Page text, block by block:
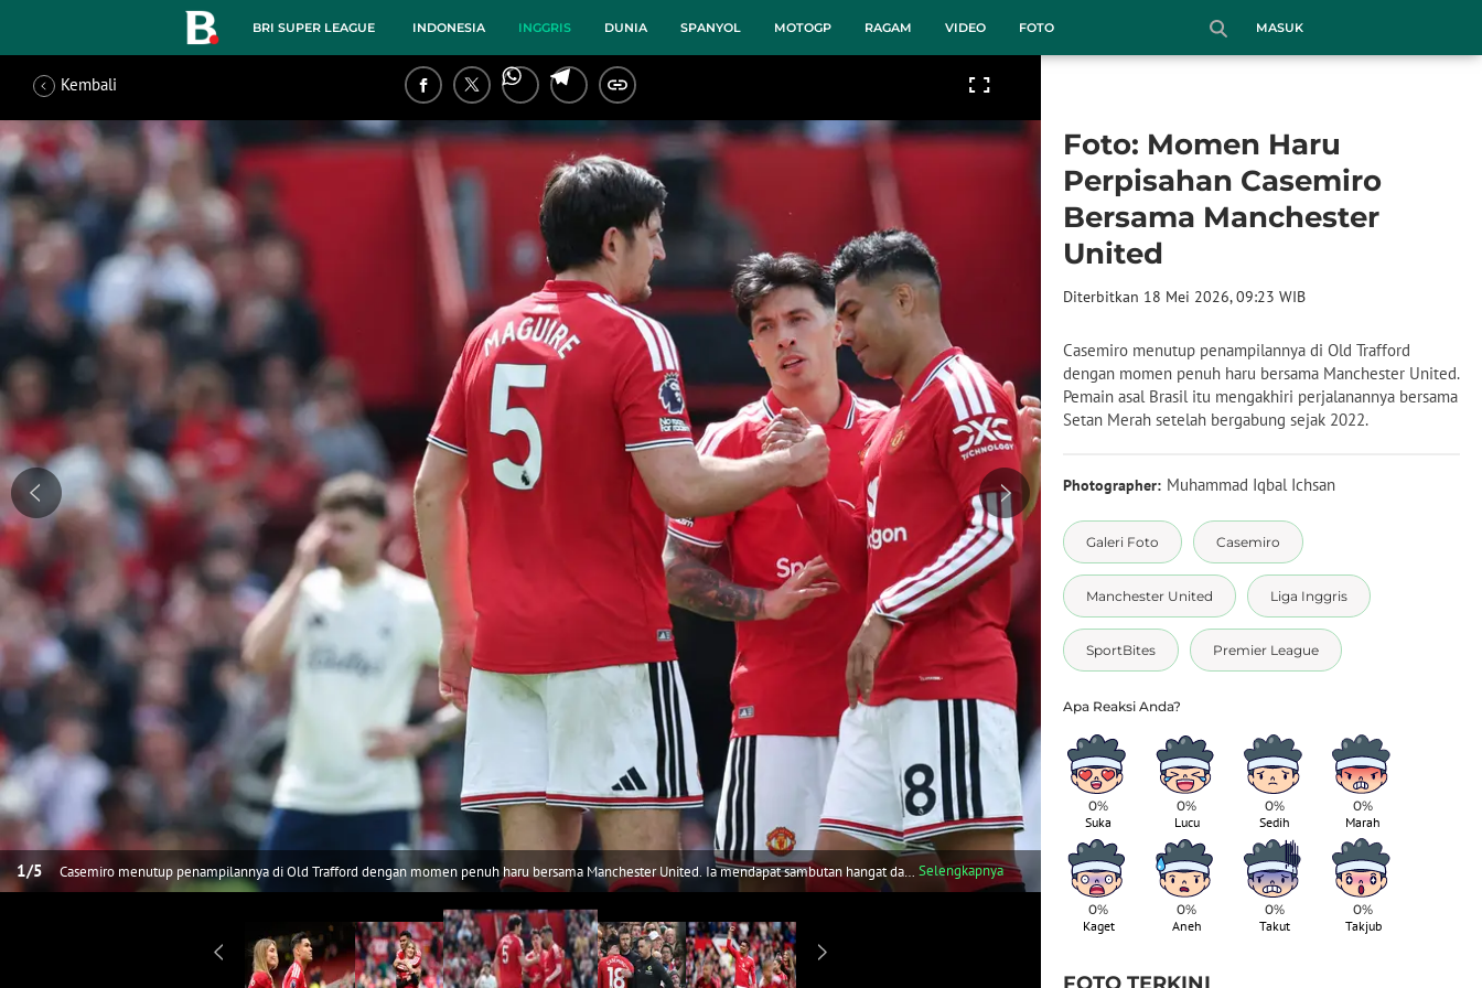
BRI SUPER LEAGUE INDONESIA INGGRIS DUNIA SPANYOL MOTOGP RAGAM VIDEO FOTO MASUK
1/5
Casemiro menutup penampilannya di Old Trafford dengan momen penuh haru bersama Manchester United. Ia mendapat sambutan hangat dari
para suporter dalam laga melawan Nottingham Forest. (AFP/Darren Staples)
Selengkapnya /5
Casemiro tampil sebagai starter dalam laga itu sebelum
di stadion. (AFP/Darren Staples)
Foto: Momen Haru
Perpisahan Casemiro
Bersama Manchester
United
Diterbitkan 18 Mei 2026, 09:23 WIB
Casemiro menutup penampilannya di Old Trafford
dengan momen penuh haru bersama Manchester United.
Pemain asal Brasil itu mengakhiri perjalanannya bersama
Setan Merah setelah bergabung sejak 2022.
Photographer: Muhammad Iqbal Ichsan
Galeri Foto Casemiro
Manchester United Liga Inggris
SportBites Premier League
0%
Suka
0%
Lucu
0%
Sedih
0%
Marah
0%
Kaget
0%
Aneh
0%
Takut
0%
Takjub